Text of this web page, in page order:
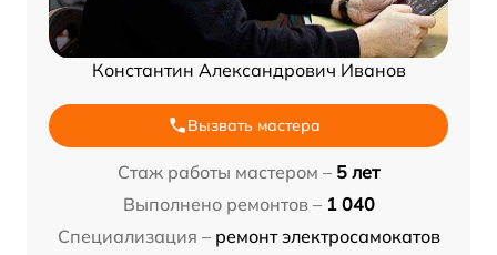
Константин Александрович Иванов
Вызвать мастера
Стаж работы мастером – 5 лет
Выполнено ремонтов – 1 040
Специализация – ремонт электросамокатов